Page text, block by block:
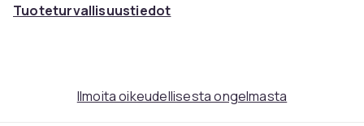
Tuoteturvallisuustiedot
Ilmoita oikeudellisesta ongelmasta